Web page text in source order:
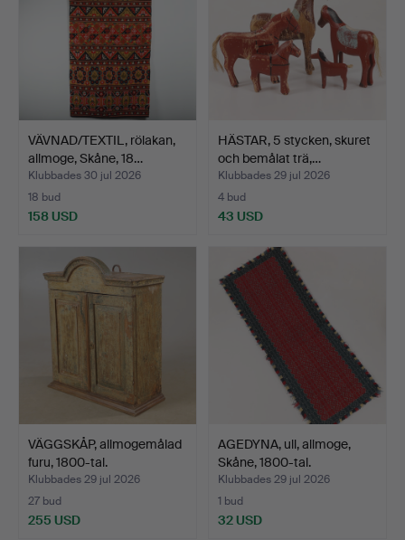
VÄVNAD/TEXTIL, rölakan,
allmoge, Skåne, 18…
Klubbades 30 jul 2026
18 bud
158 USD
HÄSTAR, 5 stycken, skuret
och bemålat trä,…
Klubbades 29 jul 2026
4 bud
43 USD
VÄGGSKÅP, allmogemålad
furu, 1800-tal.
Klubbades 29 jul 2026
27 bud
255 USD
AGEDYNA, ull, allmoge,
Skåne, 1800-tal.
Klubbades 29 jul 2026
1 bud
32 USD